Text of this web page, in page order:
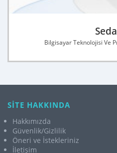
Bilgisayar Teknolojisi Ve
SİTE HAKKINDA
Hakkımızda
Güvenlik/Gizlilik
Öneri ve İstekleriniz
İletişim